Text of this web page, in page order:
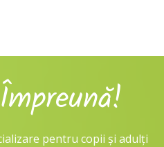
pentru copii și adulți